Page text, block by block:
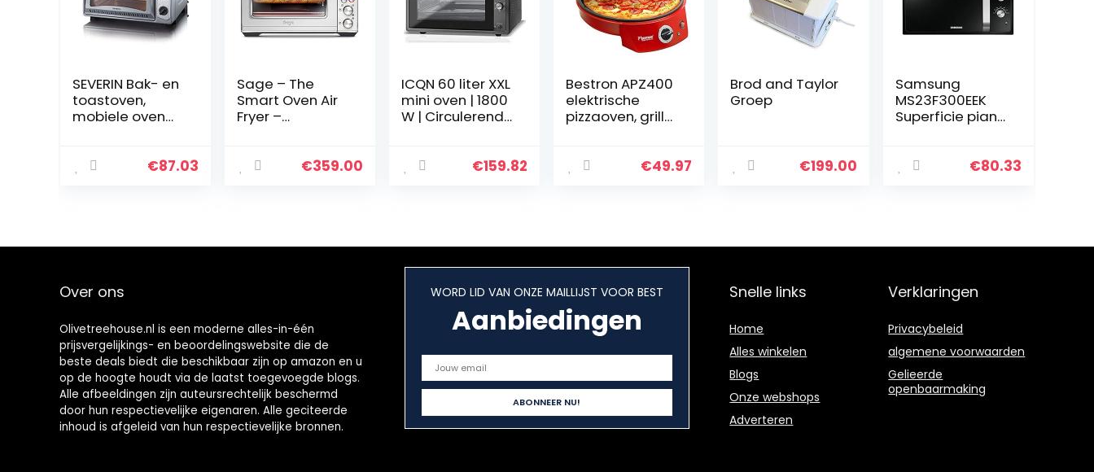
SEVERIN Bak- en
toastoven,
mobiele oven
cake, broodjes
€87.03
Sage – The
Smart Oven Air
Fryer –
Braden, Airfry,
Roestvrij Staal
€359.00
ICQN 60 liter XXL
mini oven | 1800
W | Circulerende
beglazing |
oven | 40 ° -230
° C |
Zwart |
antraciet
€159.82
Bestron APZ400
elektrische
pizzaoven, grill
pizzagrill tot
€49.97
Brod and Taylor
Groep
€199.00
Samsung
MS23F300EEK
Superficie piana
€80.33
Over ons
Olivetreehouse.nl is een moderne alles-in-één
prijsvergelijkings- en beoordelingswebsite die de
beste deals biedt die beschikbaar zijn op amazon en u
op de hoogte houdt via de laatst toegevoegde blogs.
Alle afbeeldingen zijn auteursrechtelijk beschermd
door hun respectievelijke eigenaren. Alle geciteerde
inhoud is afgeleid van hun respectievelijke bronnen.
WORD LID VAN ONZE MAILLIJST VOOR BEST
Aanbiedingen
Snelle links
Home
Alles winkelen
Blogs
Onze webshops
Adverteren
Verklaringen
Privacybeleid
algemene voorwaarden
Gelieerde
openbaarmaking